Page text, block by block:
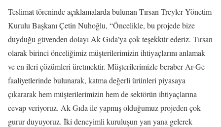
Teslimat töreninde açıklamalarda bulunan Tırsan Treyler Yönetim
Kurulu Başkanı Çetin Nuhoğlu, “Öncelikle, bu projede bize
duyduğu güvenden dolayı Ak Gıda’ya çok teşekkür ederiz. Tırsan
olarak birinci önceliğimiz müşterilerimizin ihtiyaçlarını anlamak
ve en ileri çözümleri üretmektir. Müşterilerimizle beraber Ar-Ge
faaliyetlerinde bulunarak, katma değerli ürünleri piyasaya
çıkararak hem müşterilerimizin hem de sektörün ihtiyaçlarına
cevap veriyoruz. Ak Gıda ile yapmış olduğumuz projeden çok
gurur duyuyoruz. İki deneyimli kuruluşun yan yana gelerek